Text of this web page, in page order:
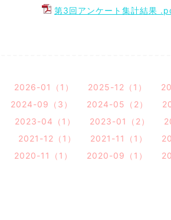
第3回アンケート集計結果
2026-01（1） 2025-12（1）
2024-09（3） 2024-05（2）
2023-04（1） 2023-01（2）
2021-12（1） 2021-11（1）
2020-11（1） 2020-09（1）